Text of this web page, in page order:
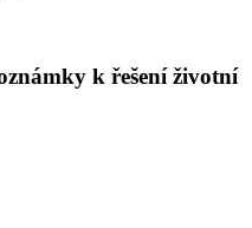
k řešení životní